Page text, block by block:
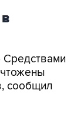
Средствами
сообщил